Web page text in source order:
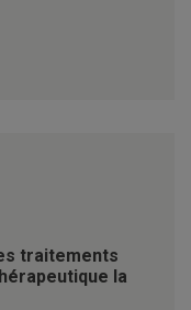
traitements
la